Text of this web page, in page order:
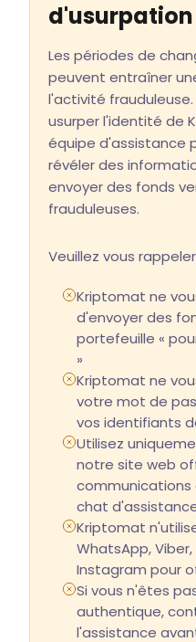
Les périodes de
peuvent entraîner
l'activité
usurper l'identité de
équipe d'assistance
révéler des
envoyer des fonds
frauduleuses.
Veuillez vous
Kriptomat ne
d'envoyer des
portefeuille «
»
Kriptomat ne
votre mot de
vos identifiants
Utilisez
notre site web
chat
Kriptomat
WhatsApp,
Instagram pour
Si vous n'êtes
authentique,
l'assistance